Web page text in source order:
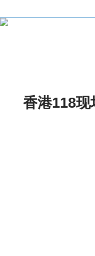
香港118